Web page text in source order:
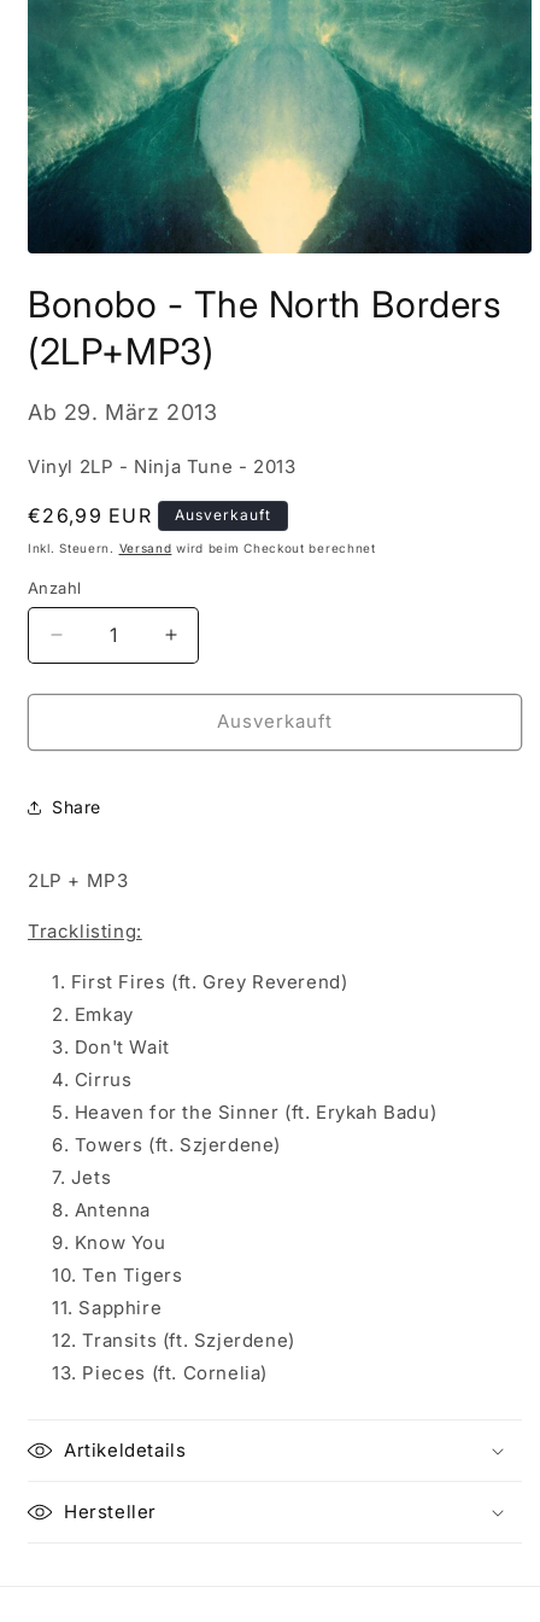
in
Modal
öffnen
Bonobo - The North Borders
(2LP+MP3)
Ab 29. März 2013
Vinyl 2LP - Ninja Tune - 2013
Normaler
Preis
€26,99 EUR Ausverkauft
Inkl. Steuern. Versand wird beim Checkout berechnet
Anzahl
Anzahl
Verringere
die
Menge
Bonobo
The
North
(2LP+MP3)
Erhöhe
die
Menge
Bonobo
Ausverkauft
Share
2LP + MP3
Tracklisting:
First Fires (ft. Grey Reverend)
Emkay
Don't Wait
Cirrus
Heaven for the Sinner (ft. Erykah Badu)
Towers (ft. Szjerdene)
Jets
Antenna
Know You
Ten Tigers
Sapphire
Transits (ft. Szjerdene)
Pieces (ft. Cornelia)
Artikeldetails
Hersteller